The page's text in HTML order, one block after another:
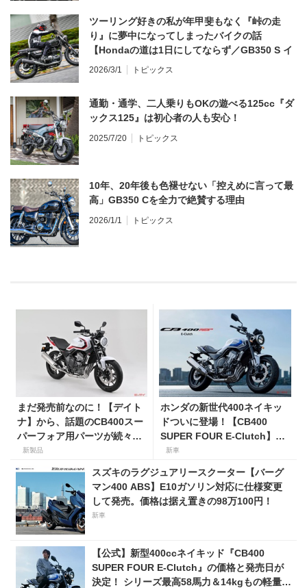
ツーリング好きの私が年甲斐もなく『峠の走
り』に夢中になってしまったバイクの話
【Hondaの道は1日にしてならず／GB350 S イ
ンプレ・レビュー 前編】
2026/3/1 トピックス
通勤・通学、二人乗りもOKの遊べる125cc『ダ
ックス125』は初心者の人も安心！
2025/7/20 トピックス
10年、20年後も色褪せない「控えめに言って最
高」GB350 Cを全力で絶賛する理由
2026/1/1 トピックス
まだ発売前なのに！【デイト
ナ】から、話題のCB400スー
パーフォア用パーツが続々登
場！
新製品
ホンダの新世代400ネイキッ
ドついに登場！【CB400
SUPER FOUR E-Clutch】8
月21日に発売！ 価格99万
新車
スズキのラグジュアリースクーター【バーグ
マン400 ABS】E10ガソリン対応に仕様変更
して発売。価格は据え置きの98万100円！
新車
【公式】新型400ccネイキッド『CB400
SUPER FOUR E-Clutch』の価格と発売日が
決定！ シリーズ最高58馬力＆14kgもの軽量